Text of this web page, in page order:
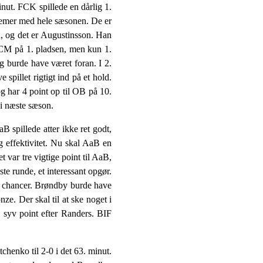
FCK spillede en dårlig 1.
med hele sæsonen. De er
og det er Augustinsson. Han
på 1. pladsen, men kun 1.
burde have været foran. I 2.
spillet rigtigt ind på et hold.
har 4 point op til OB på 10.
næste sæson.
spillede atter ikke ret godt,
effektivitet. Nu skal AaB en
var tre vigtige point til AaB,
runde, et interessant opgør.
Brøndby burde have
Der skal til at ske noget i
point efter Randers. BIF
til 2-0 i det 63. minut.